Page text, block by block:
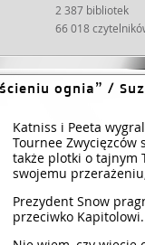
2 387 bibliotek
66 018
współfinansowany ze środków Unii
ognia /
Katniss i Peeta
Tournee
także plotki o tajnym
swojemu
Prezydent Snow
przeciwko